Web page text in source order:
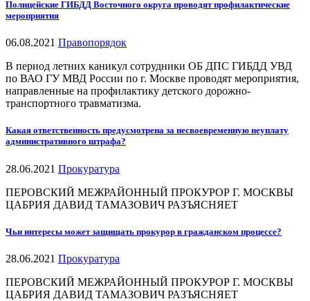
Полицейские ГИБДД Восточного округа проводят профилактические
мероприятия
06.08.2021 Правопорядок
В период летних каникул сотрудники ОБ ДПС ГИБДД УВД
по ВАО ГУ МВД России по г. Москве проводят мероприятия,
направленные на профилактику детского дорожно-
транспортного травматизма.
Какая ответственность предусмотрена за несвоевременную неуплату
административного штрафа?
28.06.2021 Прокуратура
ПЕРОВСКИЙ МЕЖРАЙОННЫЙ ПРОКУРОР Г. МОСКВЫ
ЦАБРИЯ ДАВИД ТАМАЗОВИЧ РАЗЪЯСНЯЕТ
Чьи интересы может защищать прокурор в гражданском процессе?
28.06.2021 Прокуратура
ПЕРОВСКИЙ МЕЖРАЙОННЫЙ ПРОКУРОР Г. МОСКВЫ
ЦАБРИЯ ДАВИД ТАМАЗОВИЧ РАЗЪЯСНЯЕТ